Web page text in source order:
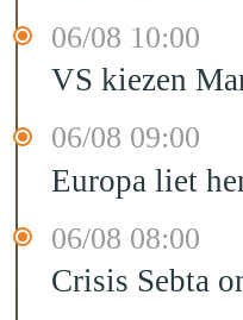
06/08 10:00
VS kiezen
06/08 09:00
Europa liet
06/08 08:00
Crisis Sebta